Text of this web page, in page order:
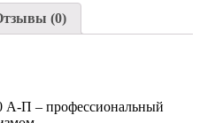
(0)
А-П – профессиональный